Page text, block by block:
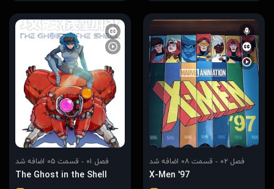
فصل ۰۲ - قسمت ۰۸ اضافه شد
X-Men '97
فصل ۰۱ - قسمت ۰۵ اضافه شد
The Ghost in the Shell